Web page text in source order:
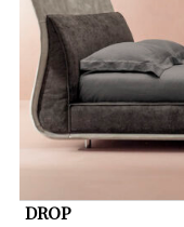
DROP